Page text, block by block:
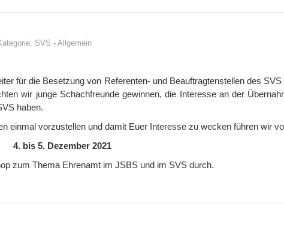
SVS - Allgemein
für die Besetzung von Referenten- und Beauftragtenstellen des
wir junge Schachfreunde gewinnen, die Interesse an der
haben.
einmal vorzustellen und damit Euer Interesse zu wecken führen wir
4. bis 5. Dezember 2021
zum Thema Ehrenamt im JSBS und im SVS durch.